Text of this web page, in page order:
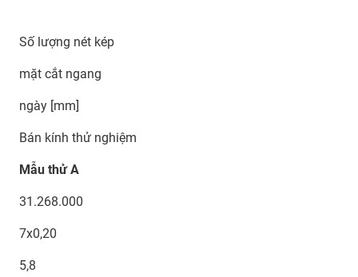
Số lượng nét kép
mặt cắt ngang
ngày [mm]
Bán kính thử nghiệm
Mẫu thử A
31.268.000
7x0,20
5,8